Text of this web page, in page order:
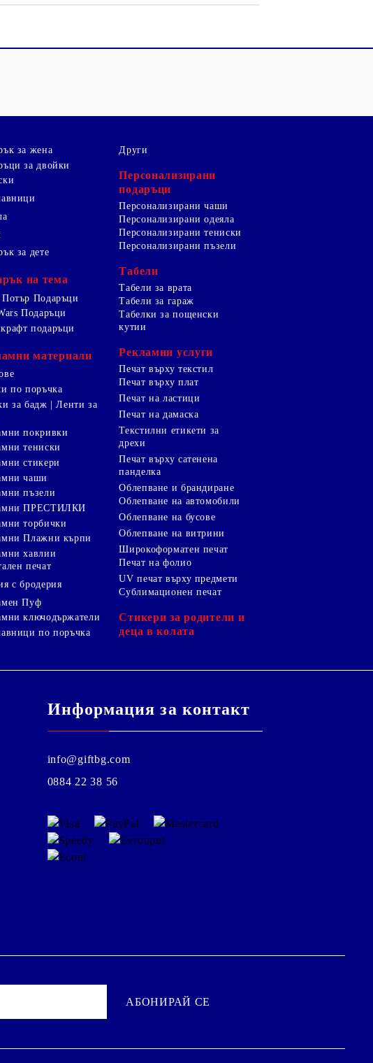
за жена
за двойки
за дете
на тема
Подаръци
Подаръци
подаръци
материали
по поръчка
за бадж | Ленти за
покривки
тениски
стикери
чаши
пъзели
ПРЕСТИЛКИ
торбички
Плажни кърпи
хавлии
печат
с бродерия
Пуф
ключодържатели
по поръчка
Други
Персонализирани
подаръци
Персонализирани чаши
Персонализирани одеяла
Персонализирани тениски
Персонализирани пъзели
Табели
Табели за врата
Табели за гараж
Табелки за пощенски
кутии
Рекламни услуги
Печат върху текстил
Печат върху плат
Печат на ластици
Печат на дамаска
Текстилни етикети за
дрехи
Печат върху сатенена
панделка
Облепване и брандиране
Облепване на автомобили
Облепване на бусове
Облепване на витрини
Широкоформатен печат
Печат на фолио
UV печат върху предмети
Сублимационен печат
Стикери за родители и
деца в колата
Информация за контакт
info@giftbg.com
0884 22 38 56